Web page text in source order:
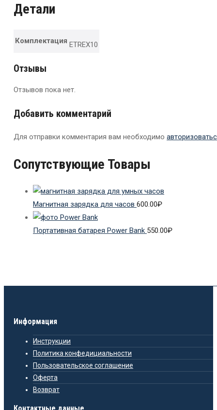
Детали
Комплектация ETREX10
Отзывы
Отзывов пока нет.
Добавить комментарий
Для отправки комментария вам необходимо
Сопутствующие Товары
Магнитная зарядка для часов 600.00₽
Портативная батарея Power Bank 550.00₽
Информация
Инструкции
Политика конфедициальности
Пользовательское соглашение
Оферта
Возврат